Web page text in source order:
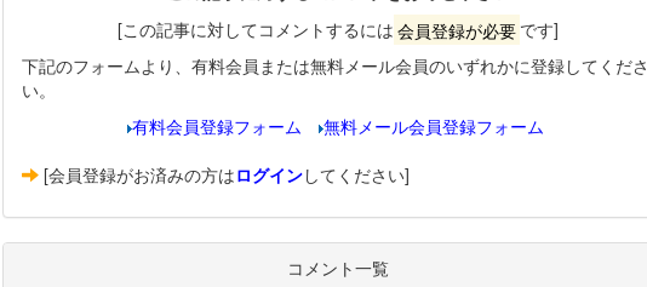
[この記事に対してコメントするには 会員登録が必要 です]
下記のフォームより、有料会員または無料メール会員のいずれかに登録してくださ
い。
有料会員登録フォーム
無料メール会員登録フォーム
[会員登録がお済みの方はログインしてください]
コメント一覧